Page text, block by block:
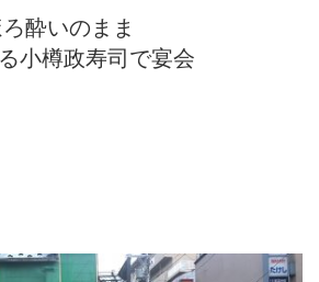
酔いのまま
小樽政寿司で宴会